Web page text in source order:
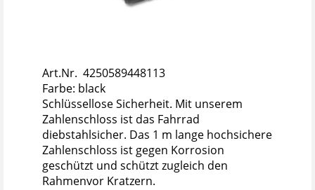
Art.Nr. 4250589448113
Farbe: black
Schlüssellose Sicherheit. Mit unserem
Zahlenschloss ist das Fahrrad
diebstahlsicher. Das 1 m lange hochsichere
Zahlenschloss ist gegen Korrosion
geschützt und schützt zugleich den
Rahmenvor Kratzern.